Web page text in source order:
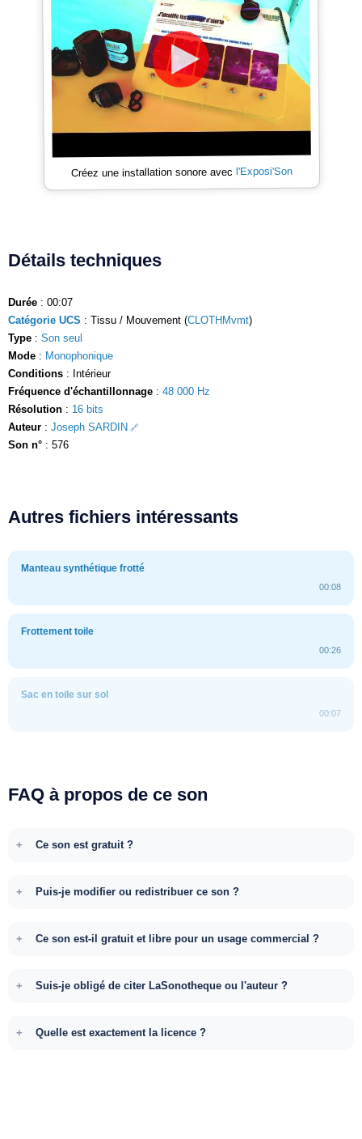
Créez une installation sonore avecl'Exposi'Son
Détails techniques
Durée : 00:07
Catégorie UCS : Tissu / Mouvement (CLOTHMvmt)
Type : Son seul
Mode : Monophonique
Conditions : Intérieur
Fréquence d'échantillonnage : 48 000 Hz
Résolution : 16 bits
Auteur : Joseph SARDIN
Son n° : 576
Autres fichiers intéressants
Manteau synthétique frotté
00:08
Frottement toile
00:26
Sac en toile sur sol
00:07
FAQ à propos de ce son
Ce son est gratuit ?
Puis-je modifier ou redistribuer ce son ?
Ce son est-il gratuit et libre pour un usage commercial ?
Suis-je obligé de citer LaSonotheque ou l'auteur ?
Quelle est exactement la licence ?